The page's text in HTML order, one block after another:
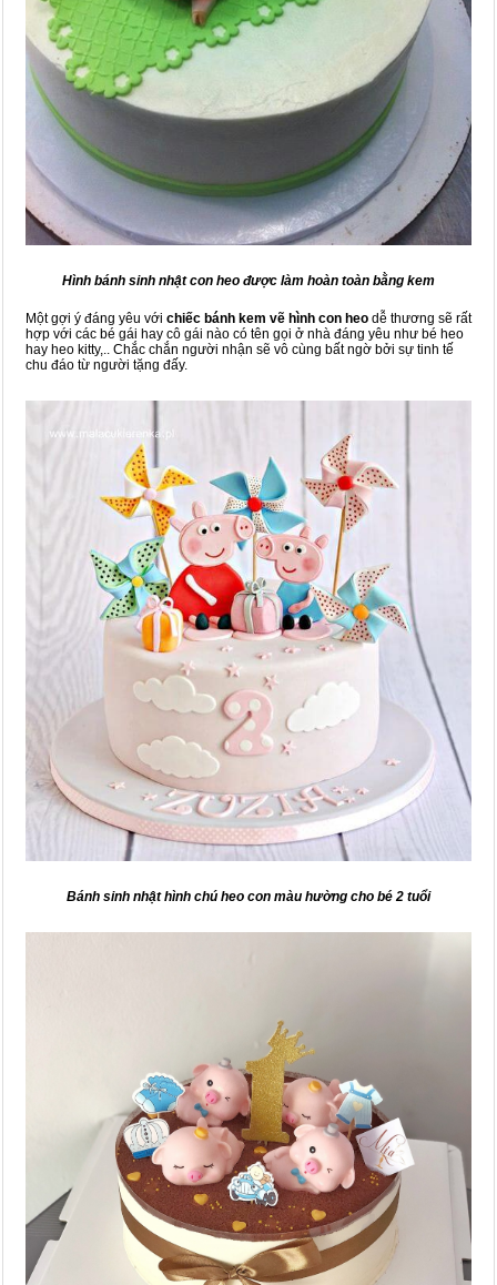
Hình bánh sinh nhật con heo được làm hoàn toàn bằng kem
Một gợi ý đáng yêu với chiếc bánh kem vẽ hình con heo dễ thương sẽ rất
hợp với các bé gái hay cô gái nào có tên gọi ở nhà đáng yêu như bé heo
hay heo kitty,.. Chắc chắn người nhận sẽ vô cùng bất ngờ bởi sự tinh tế
chu đáo từ người tặng đấy.
Bánh sinh nhật hình chú heo con màu hường cho bé 2 tuổi